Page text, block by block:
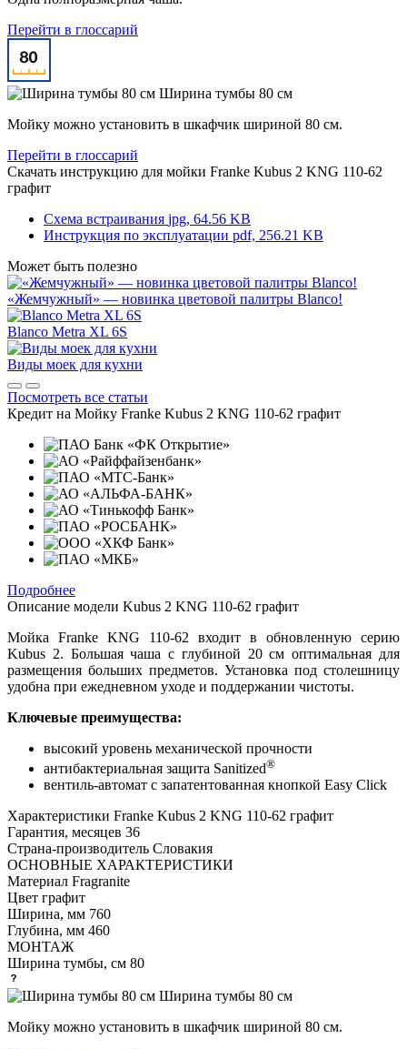
Перейти в глоссарий
Ширина тумбы 80 см
Мойку можно установить в шкафчик шириной 80 см.
Перейти в глоссарий
Скачать инструкцию для мойки Franke Kubus 2 KNG 110-62
графит
Схема встраивания jpg, 64.56 KB
Инструкция по эксплуатации pdf, 256.21 KB
Может быть полезно
«Жемчужный» — новинка цветовой палитры Blanco!
Blanco Metra XL 6S
Виды моек для кухни
Посмотреть все статьи
Кредит на Мойку Franke Kubus 2 KNG 110-62 графит
Подробнее
Описание модели Kubus 2 KNG 110-62 графит
Мойка Franke KNG 110-62 входит в обновленную серию
Kubus 2. Большая чаша с глубиной 20 см оптимальная для
размещения больших предметов. Установка под столешницу
удобна при ежедневном уходе и поддержании чистоты.
Ключевые преимущества:
высокий уровень механической прочности
антибактериальная защита Sanitized®
вентиль-автомат с запатентованная кнопкой Easy Click
Характеристики Franke Kubus 2 KNG 110-62 графит
Гарантия, месяцев 36
Страна-производитель Словакия
ОСНОВНЫЕ ХАРАКТЕРИСТИКИ
Материал Fragranite
Цвет графит
Ширина, мм 760
Глубина, мм 460
МОНТАЖ
Ширина тумбы, см 80
Ширина тумбы 80 см
Мойку можно установить в шкафчик шириной 80 см.